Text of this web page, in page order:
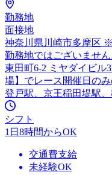
勤務地
面接地
神奈川県川崎市多摩区
勤務地ではございませ
東田町6-2 ミヤダイビル
場】でレース開催日の
登戸駅、京王稲田堤駅
シフト
1日8時間からOK
交通費支給
未経験OK